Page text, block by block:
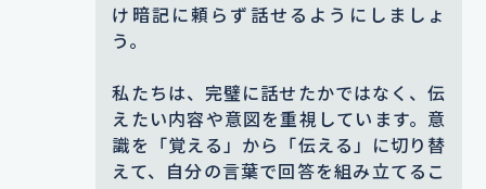
け暗記に頼らず話せるようにしましょ
う。
私たちは、完璧に話せたかではなく、伝
えたい内容や意図を重視しています。意
識を「覚える」から「伝える」に切り替
えて、自分の言葉で回答を組み立てるこ